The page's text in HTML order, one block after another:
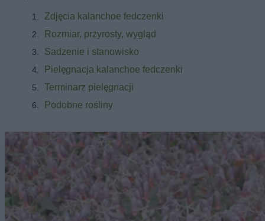
Zdjęcia kalanchoe fedczenki
Rozmiar, przyrosty, wygląd
Sadzenie i stanowisko
Pielęgnacja kalanchoe fedczenki
Terminarz pielęgnacji
Podobne rośliny